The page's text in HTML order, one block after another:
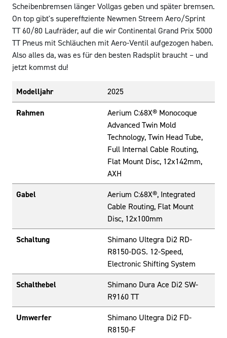
Scheibenbremsen länger Vollgas geben und später bremsen.
On top gibt's supereffiziente Newmen Streem Aero/Sprint
TT 60/80 Laufräder, auf die wir Continental Grand Prix 5000
TT Pneus mit Schläuchen mit Aero-Ventil aufgezogen haben.
Also alles da, was es für den besten Radsplit braucht – und
jetzt kommst du!
Modelljahr 2025
Rahmen
Aerium C:68X® Monocoque
Advanced Twin Mold
Technology, Twin Head Tube,
Full Internal Cable Routing,
Flat Mount Disc, 12x142mm,
AXH
Gabel
Aerium C:68X®, Integrated
Cable Routing, Flat Mount
Disc, 12x100mm
Schaltung
Shimano Ultegra Di2 RD-
R8150-DGS. 12-Speed,
Electronic Shifting System
Schalthebel
Shimano Dura Ace Di2 SW-
R9160 TT
Umwerfer
Shimano Ultegra Di2 FD-
R8150-F